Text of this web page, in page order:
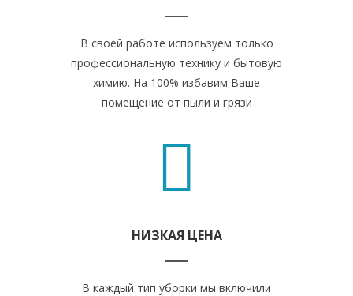
В своей работе используем только
профессиональную технику и бытовую
химию. На 100% избавим Ваше
помещение от пыли и грязи
НИЗКАЯ ЦЕНА
В каждый тип уборки мы включили